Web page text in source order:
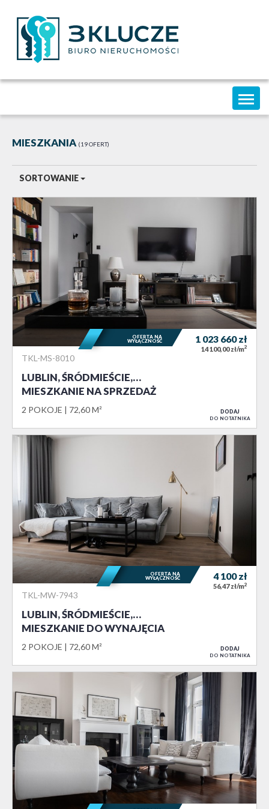
MIESZKANIA 19 OFERT
SORTOWANIE
TKL-MS-8010
LUBLIN, ŚRÓDMIEŚCIE,…
MIESZKANIE NA SPRZEDAŻ
2 POKOJE 72,60 M²
1 023 660zł
14 100,00 zł/m2
OFERTA NA
WYŁĄCZNOŚĆ
DODAJ
DO NOTATNIKA
TKL-MW-7943
LUBLIN, ŚRÓDMIEŚCIE,…
MIESZKANIE DO WYNAJĘCIA
2 POKOJE 72,60 M²
4 100zł
56,47 zł/m2
OFERTA NA
WYŁĄCZNOŚĆ
DODAJ
DO NOTATNIKA